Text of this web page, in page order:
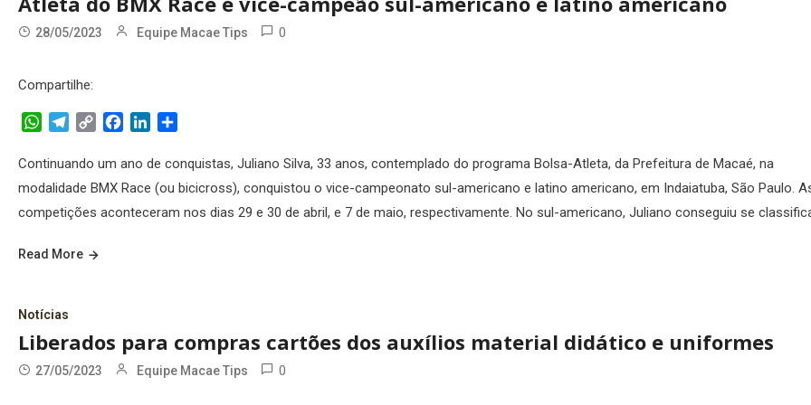
28/05/2023 Equipe Macae Tips 0
Compartilhe:
WhatsApp
Telegram
Copy
FacebookLinkedIn
Continuando um ano de conquistas, Juliano Silva, 33 anos, contemplado do programa Bolsa-Atleta, da Prefeitura de Macaé, na
modalidade BMX Race (ou bicicross), conquistou o vice-campeonato sul-americano e latino americano, em Indaiatuba, São Paulo.
competições aconteceram nos dias 29 e 30 de abril, e 7 de maio, respectivamente. No sul-americano, Juliano conseguiu se
Read More
Notícias
Liberados para compras cartões dos auxílios material didático e uniformes
27/05/2023 Equipe Macae Tips 0